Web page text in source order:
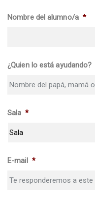
Nombre del alumno/a *
¿Quien lo está ayudando?
Sala *
E-mail *